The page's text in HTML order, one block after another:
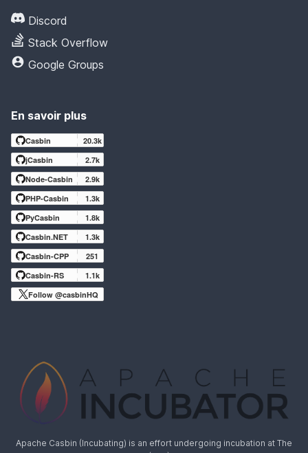
Discord
Stack Overflow
Google Groups
En savoir plus
Casbin
20.3k
jCasbin
2.7k
Node-Casbin
2.9k
PHP-Casbin
1.3k
PyCasbin
1.8k
Casbin.NET
1.3k
Casbin-CPP
251
Casbin-RS
1.1k
Follow @casbinHQ
Apache Casbin (Incubating) is an effort undergoing incubation at The